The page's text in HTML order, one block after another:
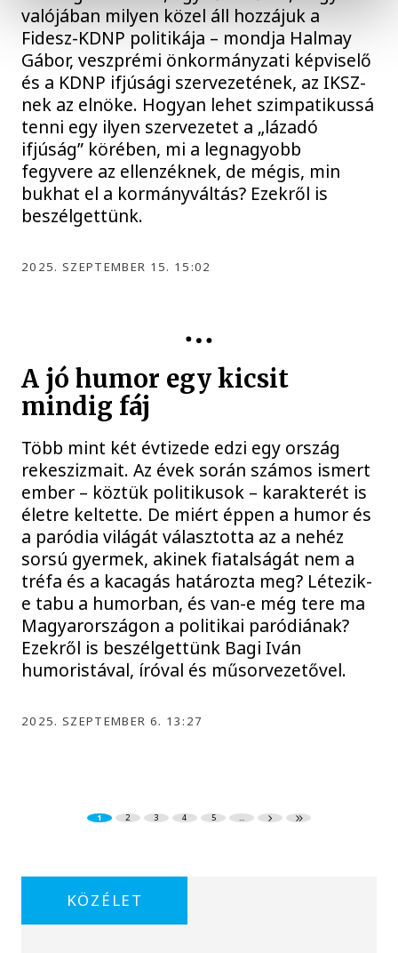
valójában milyen közel áll hozzájuk a
Fidesz-KDNP politikája – mondja Halmay
Gábor, veszprémi önkormányzati képviselő
és a KDNP ifjúsági szervezetének, az IKSZ-
nek az elnöke. Hogyan lehet szimpatikussá
tenni egy ilyen szervezetet a „lázadó
ifjúság” körében, mi a legnagyobb
fegyvere az ellenzéknek, de mégis, min
bukhat el a kormányváltás? Ezekről is
beszélgettünk.
2025. SZEPTEMBER 15. 15:02
A jó humor egy kicsit
mindig fáj
Több mint két évtizede edzi egy ország
rekeszizmait. Az évek során számos ismert
ember – köztük politikusok – karakterét is
életre keltette. De miért éppen a humor és
a paródia világát választotta az a nehéz
sorsú gyermek, akinek fiatalságát nem a
tréfa és a kacagás határozta meg? Létezik-
e tabu a humorban, és van-e még tere ma
Magyarországon a politikai paródiának?
Ezekről is beszélgettünk Bagi Iván
humoristával, íróval és műsorvezetővel.
2025. SZEPTEMBER 6. 13:27
1 2 3 4 5 ...
KÖZÉLET